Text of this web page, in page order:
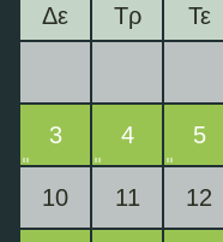
Δε Τρ Τε
3 4 5
10 11 12